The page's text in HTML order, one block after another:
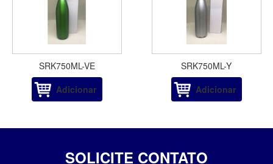
SRK750ML-VE
Adicionar
SRK750ML-Y
Adicionar
SOLICITE CONTATO